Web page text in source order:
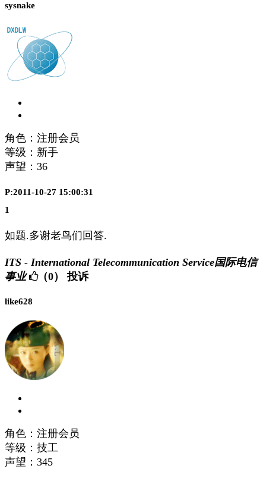
sysnake
角色：注册会员
等级：新手
声望： 36
P:2011-10-27 15:00:31
1
如题.多谢老鸟们回答.
ITS - International Telecommunication Service国际电信
事业
（0） 投诉
like628
角色：注册会员
等级：技工
声望： 345